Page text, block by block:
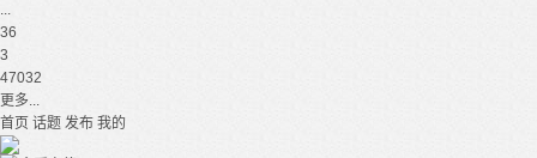
...
36
3
47032
更多...
首页 话题 发布 我的